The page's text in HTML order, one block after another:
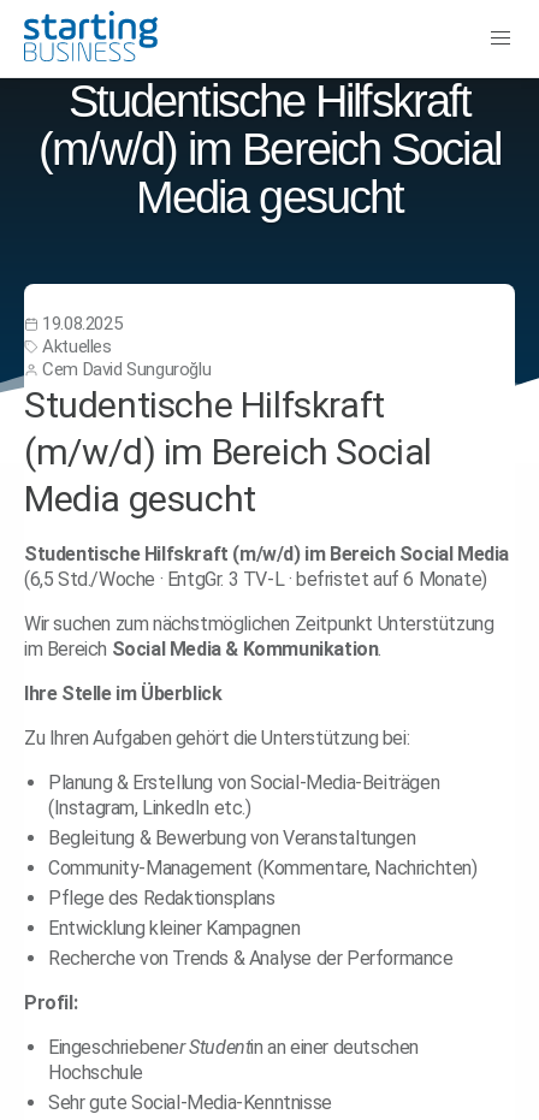
Studentische Hilfskraft
(m/w/d) im Bereich Social
Media gesucht
19.08.2025
Aktuelles
Cem David Sunguroğlu
Studentische Hilfskraft
(m/w/d) im Bereich Social
Media gesucht
Studentische Hilfskraft (m/w/d) im Bereich Social Media
(6,5 Std./Woche · EntgGr. 3 TV-L · befristet auf 6 Monate)
Wir suchen zum nächstmöglichen Zeitpunkt Unterstützung
im Bereich Social Media & Kommunikation.
Ihre Stelle im Überblick
Zu Ihren Aufgaben gehört die Unterstützung bei:
Planung & Erstellung von Social-Media-Beiträgen
(Instagram, LinkedIn etc.)
Begleitung & Bewerbung von Veranstaltungen
Community-Management (Kommentare, Nachrichten)
Pflege des Redaktionsplans
Entwicklung kleiner Kampagnen
Recherche von Trends & Analyse der Performance
Profil:
Eingeschriebener Studentin an einer deutschen
Hochschule
Sehr gute Social-Media-Kenntnisse